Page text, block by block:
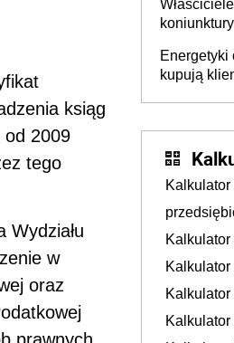
ksiąg
od 2009
tego
Wydziału
w
oraz
tam, gdzie
Energetyki
kupują
Kalkulator
Kalkulator